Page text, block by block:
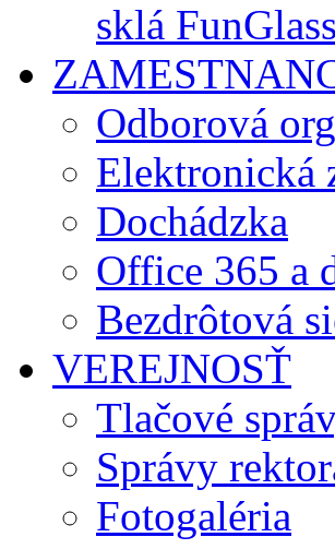
sklá FunGlass
Odborová
Elektronická
Dochádzka
Office 365 a
Bezdrôtová
VEREJNOSŤ
Tlačové
Správy
Fotogaléria